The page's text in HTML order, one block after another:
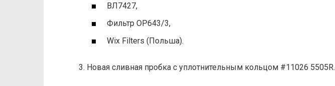
ВЛ7427,
Фильтр OP643/3,
Wix Filters (Польша).
3. Новая сливная пробка с уплотнительным кольцом #11026 5505R.